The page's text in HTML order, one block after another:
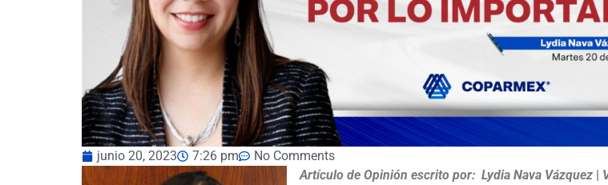
junio 20, 2023 7:26 pm
No Comments
Artículo de Opinión escrito por: Lydia Nava Vázquez |